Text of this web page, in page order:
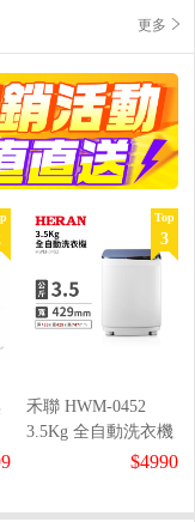
更多
Top
3
禾聯 HWM-0452
3.5Kg 全自動洗衣機
$4990